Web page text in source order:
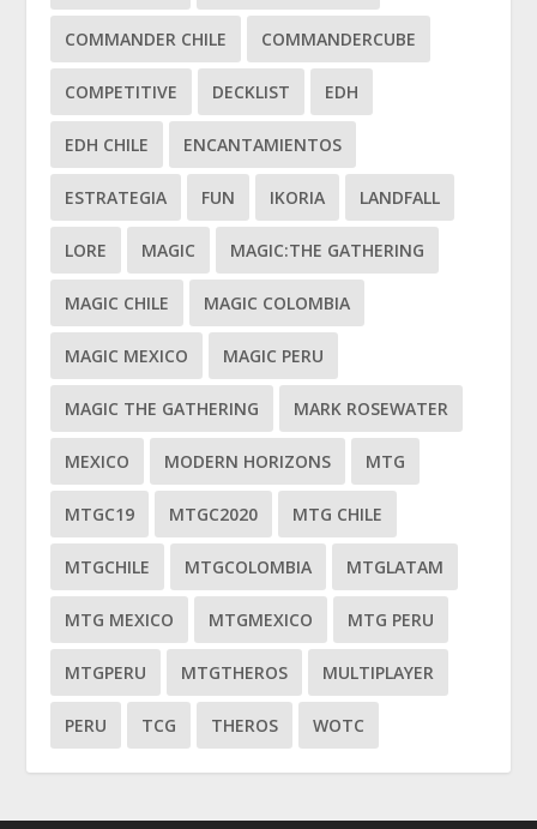
COMMANDER CHILE COMMANDERCUBE
COMPETITIVE DECKLIST EDH
EDH CHILE ENCANTAMIENTOS
ESTRATEGIA FUN IKORIA LANDFALL
LORE MAGIC MAGIC:THE GATHERING
MAGIC CHILE MAGIC COLOMBIA
MAGIC MEXICO MAGIC PERU
MAGIC THE GATHERING MARK ROSEWATER
MEXICO MODERN HORIZONS MTG
MTGC19 MTGC2020 MTG CHILE
MTGCHILE MTGCOLOMBIA MTGLATAM
MTG MEXICO MTGMEXICO MTG PERU
MTGPERU MTGTHEROS MULTIPLAYER
PERU TCG THEROS WOTC